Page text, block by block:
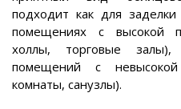
подходит как для
помещениях с высокой
холлы, торговые
помещений с
комнаты, санузлы).